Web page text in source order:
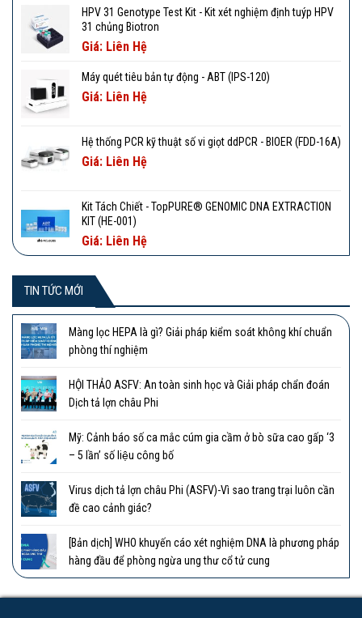
HPV 31 Genotype Test Kit - Kit xét nghiệm định tuýp HPV
31 chủng Biotron
Giá: Liên Hệ
Máy quét tiêu bản tự động - ABT (IPS-120)
Giá: Liên Hệ
Hệ thống PCR kỹ thuật số vi giọt ddPCR - BIOER (FDD-16A)
Giá: Liên Hệ
Kit Tách Chiết - TopPURE® GENOMIC DNA EXTRACTION
KIT (HE-001)
Giá: Liên Hệ
TIN TỨC MỚI
Màng lọc HEPA là gì? Giải pháp kiểm soát không khí chuẩn
phòng thí nghiệm
HỘI THẢO ASFV: An toàn sinh học và Giải pháp chẩn đoán
Dịch tả lợn châu Phi
Mỹ: Cảnh báo số ca mắc cúm gia cầm ở bò sữa cao gấp ‘3
– 5 lần’ số liệu công bố
Virus dịch tả lợn châu Phi (ASFV)-Vì sao trang trại luôn cần
đề cao cảnh giác?
[Bản dịch] WHO khuyến cáo xét nghiệm DNA là phương pháp
hàng đầu để phòng ngừa ung thư cổ tử cung